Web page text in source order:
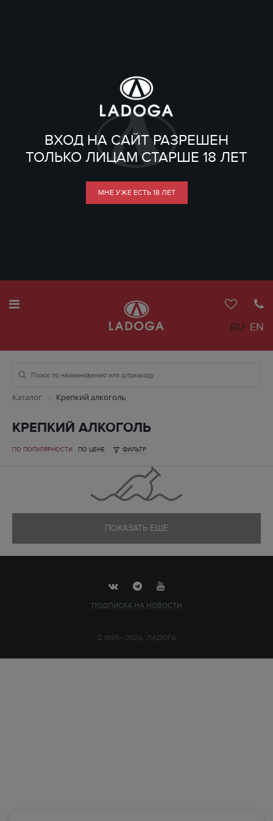
ВХОД НА САЙТ РАЗРЕШЕН
ТОЛЬКО ЛИЦАМ СТАРШЕ 18 ЛЕТ
МНЕ УЖЕ ЕСТЬ 18 ЛЕТ
RU EN
Каталог Крепкий алкоголь
КРЕПКИЙ АЛКОГОЛЬ
ПО ПОПУЛЯРНОСТИ ПО ЦЕНЕ ФИЛЬТР
ПОКАЗАТЬ ЕЩЕ
ПОДПИСКА НА НОВОСТИ
© 1995—2026, ЛАДОГА